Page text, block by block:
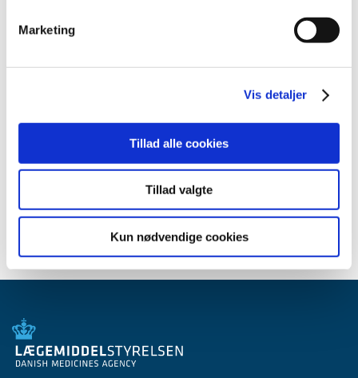
Marketing
Vis detaljer
Tillad alle cookies
Tillad valgte
Kun nødvendige cookies
2013 (49)
2009 (14)
2007 (3)
2005 (2)